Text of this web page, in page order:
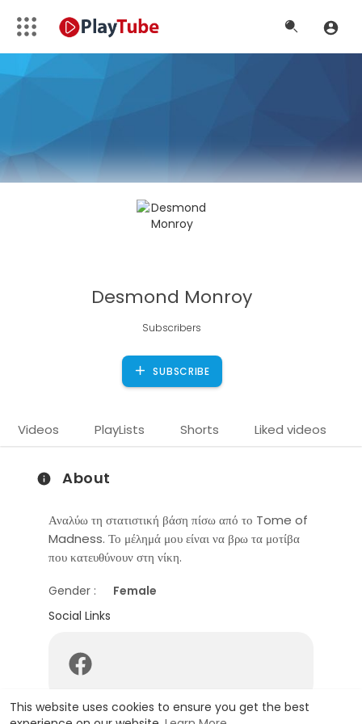
This website uses cookies to ensure you get the best
Desmond Monroy
Subscribers
SUBSCRIBE
Videos PlayLists Shorts Liked videos
About
Αναλύω τη στατιστική βάση πίσω από το Tome of
Madness. Το μέλημά μου είναι να βρω τα μοτίβα
που κατευθύνουν στη νίκη.
Gender :
Female
Social Links